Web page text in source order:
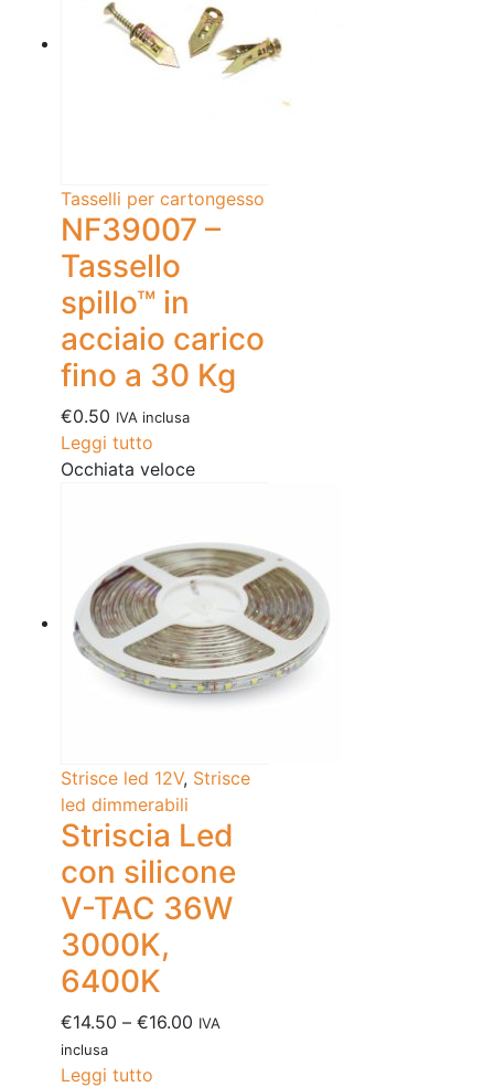
Tasselli per cartongesso
NF39007 –
Tassello
spillo™ in
acciaio carico
fino a 30 Kg
€0.50 IVA inclusa
Leggi tutto
Occhiata veloce
Strisce led 12V, Strisce
led dimmerabili
Striscia Led
con silicone
V-TAC 36W
3000K,
6400K
€14.50 – €16.00 IVA
inclusa
Leggi tutto